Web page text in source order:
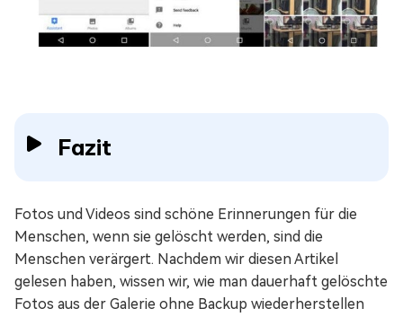
Fazit
Fotos und Videos sind schöne Erinnerungen für die
Menschen, wenn sie gelöscht werden, sind die
Menschen verärgert. Nachdem wir diesen Artikel
gelesen haben, wissen wir, wie man dauerhaft gelöschte
Fotos aus der Galerie ohne Backup wiederherstellen